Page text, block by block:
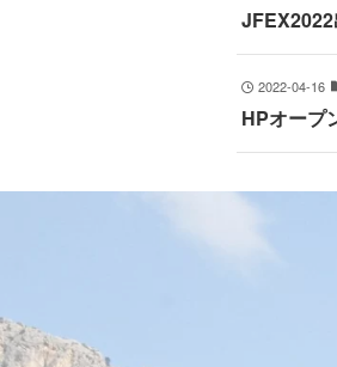
2022-04-16
HPオープ